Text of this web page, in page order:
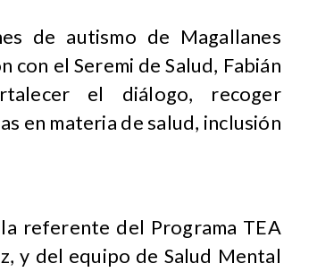
de autismo de Magallanes
el Seremi de Salud, Fabián
el diálogo, recoger
en materia de salud, inclusión
referente del Programa TEA
y del equipo de Salud Mental